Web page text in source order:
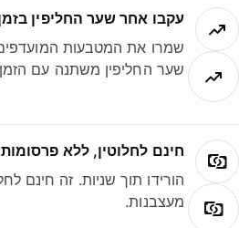
עקבו אחר שער החליפין בזמן
שמרו את המטבעות המועדפים
שער החליפין משתנה עם הזמן.
חינם לחלוטין, ללא פרסומות
הורידו תוך שניות. זה חינם
מעצבנות.